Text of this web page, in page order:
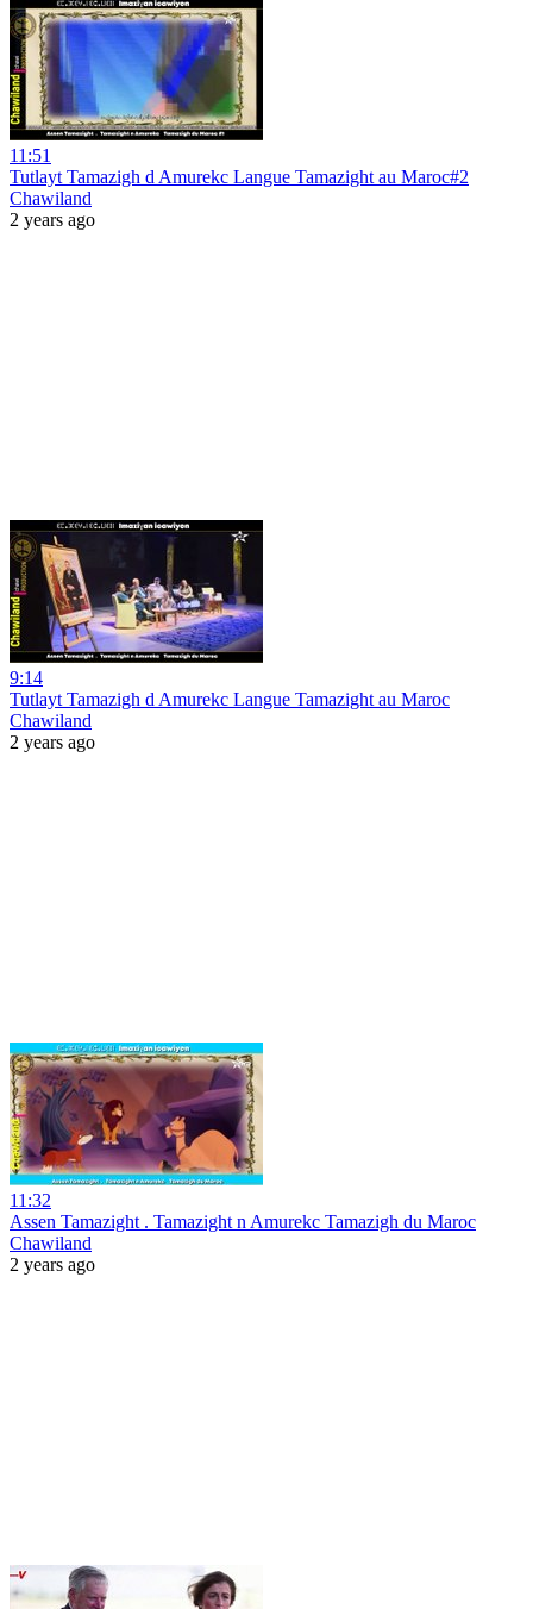
11:51
Tutlayt Tamazigh d Amurekc Langue Tamazight au Maroc#2
Chawiland
2 years ago
9:14
Tutlayt Tamazigh d Amurekc Langue Tamazight au Maroc
Chawiland
2 years ago
11:32
Assen Tamazight . Tamazight n Amurekc Tamazigh du Maroc
Chawiland
2 years ago